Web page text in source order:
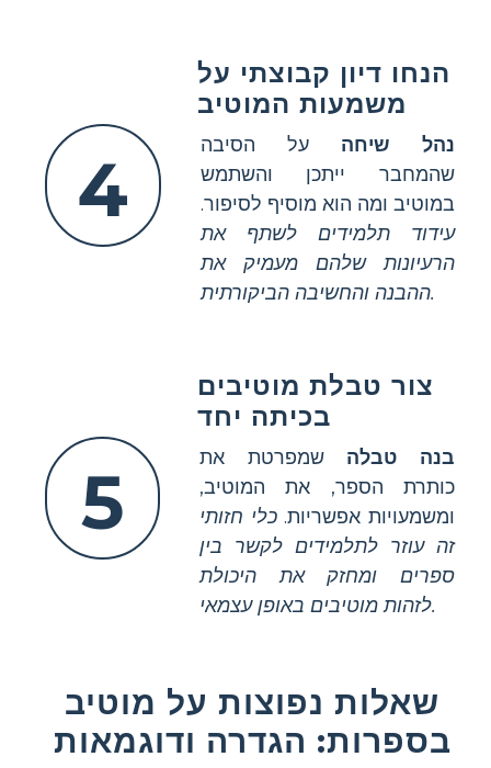
4
הנחו דיון קבוצתי על
משמעות המוטיב
נהל שיחה על הסיבה
שהמחבר ייתכן והשתמש
במוטיב ומה הוא מוסיף לסיפור.
עידוד תלמידים לשתף את
הרעיונות שלהם מעמיק את
ההבנה והחשיבה הביקורתית.
5
צור טבלת מוטיבים
בכיתה יחד
בנה טבלה שמפרטת את
כותרת הספר, את המוטיב,
ומשמעויות אפשריות.כלי חזותי
זה עוזר לתלמידים לקשר בין
ספרים ומחזק את היכולת
לזהות מוטיבים באופן עצמאי.
שאלות נפוצות על מוטיב
בספרות: הגדרה ודוגמאות